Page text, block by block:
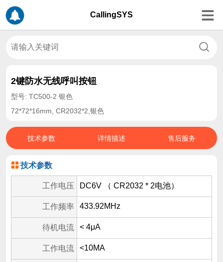
CallingSYS
2键防水无线呼叫按钮
型号: TC500-2 银色
72*72*16mm, CR2032*2,银色
技术参数 详情描述 售后服务
技术参数
工作电压 DC6V （ CR2032 * 2电池）
工作频率 433.92MHz
待机电流 < 4μA
工作电流 <10MA